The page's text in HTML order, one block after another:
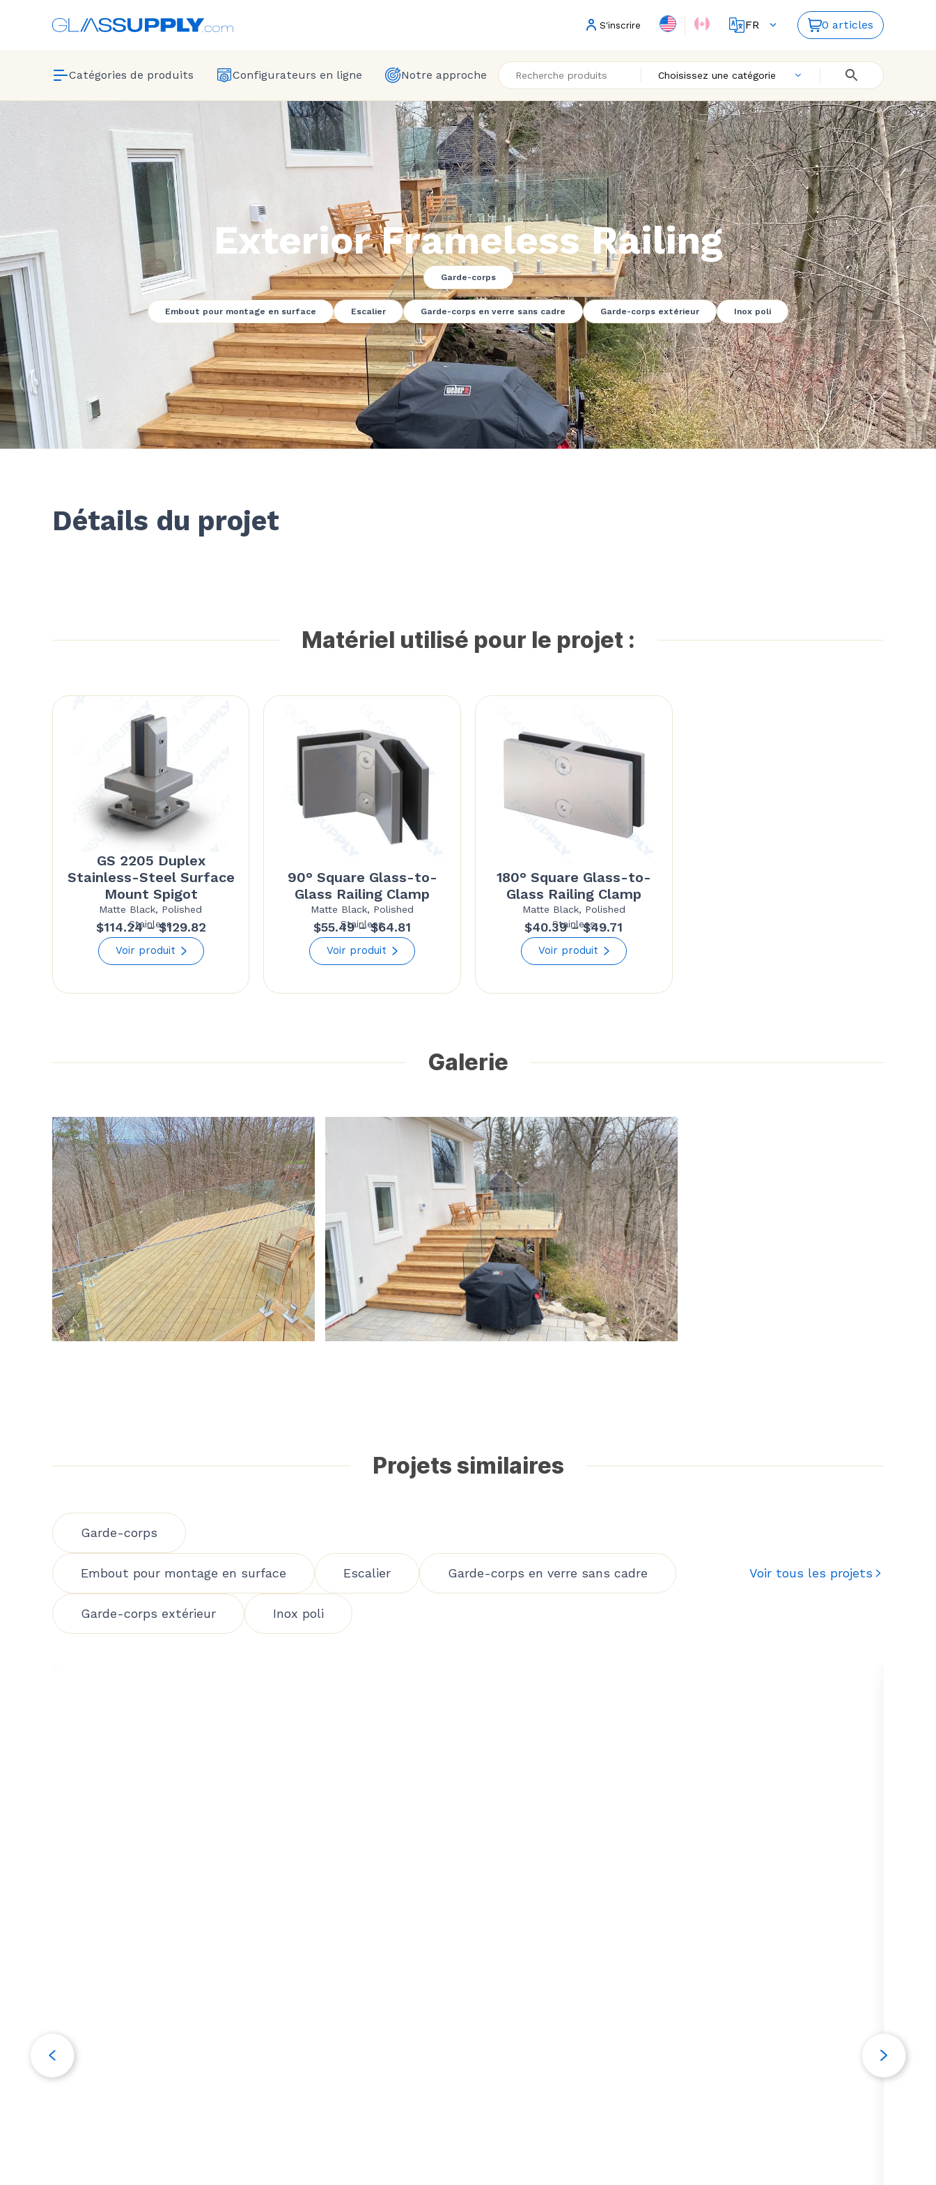
S'inscrire
FR
EN
0 articles
Catégories de produits Configurateurs en ligne Notre approche Choisissez une catégorie
Exterior Frameless Railing
Garde-corps
Embout pour montage en surface Escalier Garde-corps en verre sans cadre Garde-corps extérieur Inox poli
Détails du projet
Matériel utilisé pour le projet :
GS 2205 Duplex
Stainless-Steel Surface
Mount Spigot
Matte Black, Polished
Stainless
$114.24 – $129.82Price
through
Voir produit
90° Square Glass-to-
Glass Railing Clamp
Matte Black, Polished
Stainless
$55.49 – $64.81
range:
$55.49
through
Voir produit
180° Square Glass-to-
Glass Railing Clamp
Matte Black, Polished
Stainless
$40.39 – $49.71
range:
$40.39
through
Voir produit
Galerie
Projets similaires
Garde-corps
Embout pour montage en surface Escalier Garde-corps en verre sans cadre
Garde-corps extérieur Inox poli
Voir tous les projets